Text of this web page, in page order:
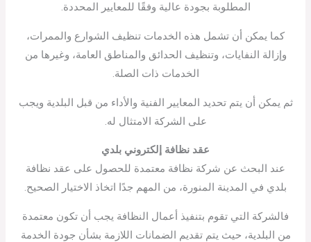
المطلوبة بجودة عالية وفقًا للمعايير المحددة.
كما يمكن أن تشمل هذه الخدمات تنظيف الشوارع والممرات،
وإزالة النفايات، وتنظيف الحدائق والمناطق العامة، وغيرها من
الخدمات ذات الصلة.
ثم يمكن أن يتم تحديد المعايير الفنية والأداء من قبل البلدية ويجب
على الشركة الامتثال له.
عقد نظافة إلكتروني بلدي
عند البحث عن شركة نظافة معتمدة للحصول على عقد نظافة
بلدي في المدينة المنورة، من المهم جدًا اتخاذ الاختيار الصحيح.
فالشركة التي تقوم بتنفيذ أعمال النظافة يجب أن تكون معتمدة
من البلدية، حيث يتم تقديم الضمانات اللازمة بشأن جودة الخدمة